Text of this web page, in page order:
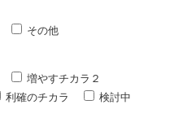
その他
増やすチカラ２
利確のチカラ
検討中